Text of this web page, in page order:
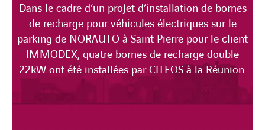
Dans le cadre d’un projet d’installation de bornes
de recharge pour véhicules électriques sur le
parking de NORAUTO à Saint Pierre pour le client
IMMODEX, quatre bornes de recharge double
22kW ont été installées par CITEOS à la Réunion.